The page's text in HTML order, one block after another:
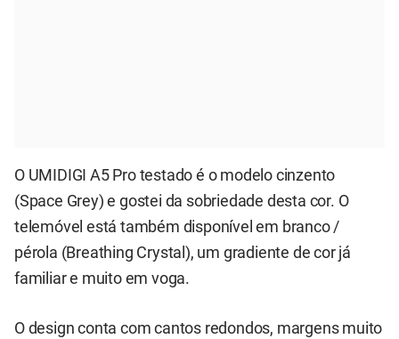
O UMIDIGI A5 Pro testado é o modelo cinzento
(Space Grey) e gostei da sobriedade desta cor. O
telemóvel está também disponível em branco /
pérola (Breathing Crystal), um gradiente de cor já
familiar e muito em voga.
O design conta com cantos redondos, margens muito